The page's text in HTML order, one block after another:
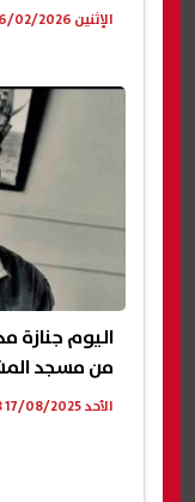
الإثنين 16/02/2026 10:24 م
اليوم جنازة
من مسجد
الأحد 17/08/2025 01:18 ص